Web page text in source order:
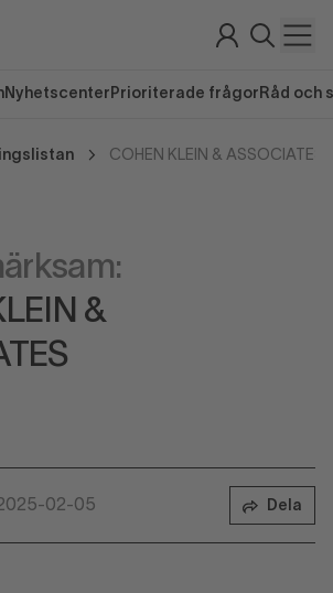
Nyhetscenter Prioriterade frågor Råd och
COHEN KLEIN & ASSOCIATES
&
02-05 Dela